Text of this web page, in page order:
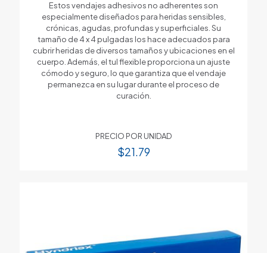
Estos vendajes adhesivos no adherentes son
especialmente diseñados para heridas sensibles,
crónicas, agudas, profundas y superficiales. Su
tamaño de 4 x 4 pulgadas los hace adecuados para
cubrir heridas de diversos tamaños y ubicaciones en el
cuerpo. Además, el tul flexible proporciona un ajuste
cómodo y seguro, lo que garantiza que el vendaje
permanezca en su lugar durante el proceso de
curación.
PRECIO POR UNIDAD
$21.79